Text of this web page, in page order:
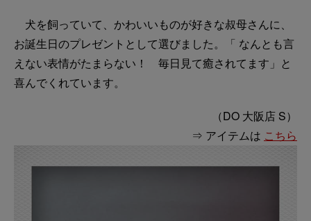
犬を飼っていて、かわいいものが好きな叔母さんに、
お誕生日のプレゼントとして選びました。「 なんとも言
えない表情がたまらない！ 毎日見て癒されてます」と
喜んでくれています。
（DO 大阪店 S）
⇒ アイテムは こちら